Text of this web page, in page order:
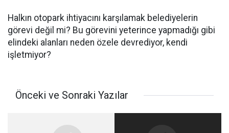
Halkın otopark ihtiyacını karşılamak belediyelerin
görevi değil mi? Bu görevini yeterince yapmadığı gibi
elindeki alanları neden özele devrediyor, kendi
işletmiyor?
Önceki ve Sonraki Yazılar